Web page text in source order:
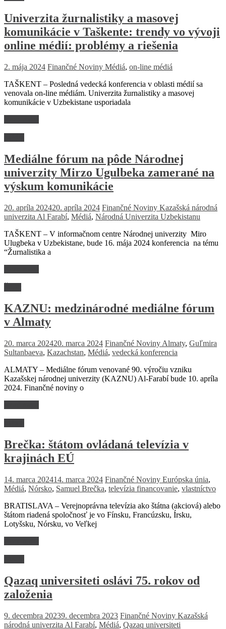
Univerzita žurnalistiky a masovej
komunikácie v Taškente: trendy vo vývoji
online médií: problémy a riešenia
2. mája 2024 Finančné Noviny Médiá, on-line médiá
TAŠKENT – Posledná vedecká konferencia v oblasti médií sa
venovala on-line médiám. Univerzita žurnalistiky a masovej
komunikácie v Uzbekistane usporiadala
Mediálne fórum na pôde Národnej
univerzity Mirzo Ugulbeka zamerané na
výskum komunikácie
20. apríla 202420. apríla 2024 Finančné Noviny Kazašská národná
univerzita Al Farabí, Médiá, Národná Univerzita Uzbekistanu
TAŠKENT – V informačnom centre Národnej univerzity Miro
Ulugbeka v Uzbekistane, bude 16. mája 2024 konferencia na tému
“Žurnalistika a
KAZNU: medzinárodné mediálne fórum
v Almaty
20. marca 202420. marca 2024 Finančné Noviny Almaty, Guľmira
Sultanbaeva, Kazachstan, Médiá, vedecká konferencia
ALMATY – Mediálne fórum venované 90. výročiu vzniku
Kazašskej národnej univerzity (KAZNU) Al-Farabí bude 10. apríla
2024. Finančné noviny o
Brečka: štátom ovládaná televízia v
krajinách EÚ
14. marca 202414. marca 2024 Finančné Noviny Európska únia,
Médiá, Nórsko, Samuel Brečka, televízia financovanie, vlastníctvo
BRATISLAVA – Verejnoprávna televízia ako štátna (akciová) alebo
štátom riadená spoločnosť je vo Fínsku, Francúzsku, Írsku,
Lotyšsku, Nórsku, vo Veľkej
Qazaq universiteti oslávi 75. rokov od
založenia
9. decembra 20239. decembra 2023 Finančné Noviny Kazašská
národná univerzita Al Farabí, Médiá, Qazaq universiteti